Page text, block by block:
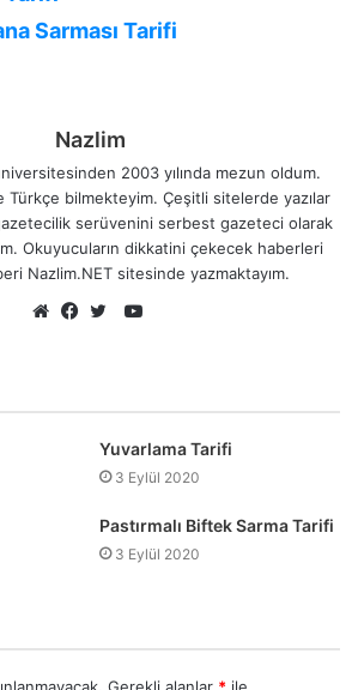
Sarması Tarifi
Nazlim
2003 yılında mezun oldum.
Türkçe bilmekteyim. Çeşitli sitelerde yazılar
serüvenini serbest gazeteci olarak
Okuyucuların dikkatini çekecek haberleri
Nazlim.NET sitesinde yazmaktayım.
YouTube
Yuvarlama Tarifi
3 Eylül 2020
Pastırmalı Biftek Sarma Tarifi
3 Eylül 2020
Gerekli alanlar * ile